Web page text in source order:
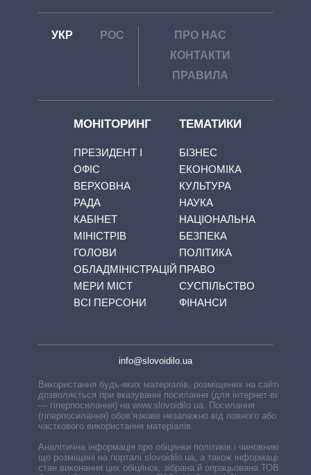
УКР РОС
ПРО НАС
КОНТАКТИ
ПРАВИЛА
МОНІТОРИНГ
ПРЕЗИДЕНТ І
ОФІС
ВЕРХОВНА
РАДА
КАБІНЕТ
МІНІСТРІВ
ГОЛОВИ
ОБЛАДМІНІСТРАЦІЙ
МЕРИ МІСТ
ВСІ ПЕРСОНИ
ТЕМАТИКИ
БІЗНЕС
ЕКОНОМІКА
КУЛЬТУРА
НАУКА
НАЦІОНАЛЬНА
БЕЗПЕКА
ПОЛІТИКА
ПРАВО
СУСПІЛЬСТВО
ФІНАНСИ
info@slovoidilo.ua
Використання будь-яких матеріалів, розміщених на сайті,
дозволяється при вказуванні посилання (для інтернет-видань
— гіперпосилання) на www.slovoidilo.ua. Посилання
(гіперпосилання) обов’язкове незалежно від повного або
часткового використання матеріалів.
Аналітична інформація про обіцянки політиків і чиновників,
що розміщені на порталі slovoidilo.ua, а також інформація про
стан виконання цих обіцянок, зібрана й опрацьована ТОВ «ІА